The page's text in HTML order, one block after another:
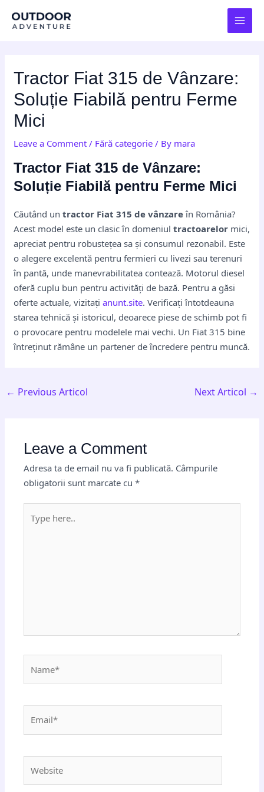
Tractor Fiat 315 de Vânzare:
Soluție Fiabilă pentru Ferme
Mici
Leave a Comment / Fără categorie / By mara
Tractor Fiat 315 de Vânzare:
Soluție Fiabilă pentru Ferme Mici
Căutând untractor Fiat 315 de vânzareîn România?
Acest model este un clasic în domeniultractoarelor mici,
apreciat pentru robustețea sa și consumul rezonabil. Este
o alegere excelentă pentru fermieri cu livezi sau terenuri
în pantă, unde manevrabilitatea contează. Motorul diesel
oferă cuplu bun pentru activități de bază. Pentru a găsi
oferte actuale, vizitațianunt.site. Verificați întotdeauna
starea tehnică și istoricul, deoarece piese de schimb pot fi
o provocare pentru modelele mai vechi. Un Fiat 315 bine
întreținut rămâne un partener de încredere pentru muncă.
navigation
← Previous Articol Next Articol →
Leave a Comment
Adresa ta de email nu va fi publicată. Câmpurile
obligatorii sunt marcate cu*
here..